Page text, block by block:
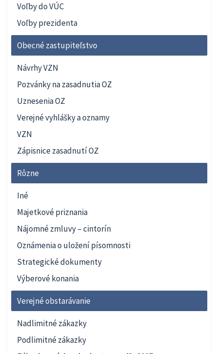
Voľby do VÚC
Voľby prezidenta
Obecné zastupiteľstvo
Návrhy VZN
Pozvánky na zasadnutia OZ
Uznesenia OZ
Verejné vyhlášky a oznamy
VZN
Zápisnice zasadnutí OZ
Rôzne
Iné
Majetkové priznania
Nájomné zmluvy – cintorín
Oznámenia o uložení písomnosti
Strategické dokumenty
Výberové konania
Verejné obstarávanie
Nadlimitné zákazky
Podlimitné zákazky